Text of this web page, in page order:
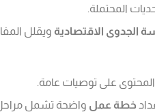
المحتملة.
الجدوى الاقتصادية ويقلل
على توصيات عامة.
خطة عمل واضحة تشمل مراحل